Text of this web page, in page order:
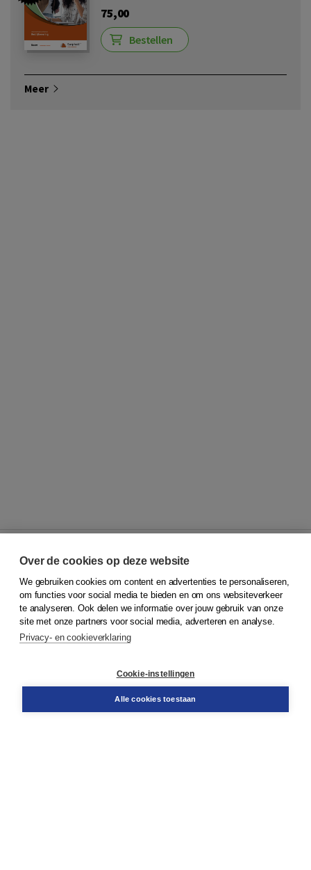
75,00
Bestellen
Meer
© 2026Koninklijke Boom uitgevers
Klantenservice
Service & informatie
Contact
Over de cookies op deze website
We gebruiken cookies om content en advertenties te personaliseren,
om functies voor social media te bieden en om ons websiteverkeer
te analyseren. Ook delen we informatie over jouw gebruik van onze
site met onze partners voor social media, adverteren en analyse.
Privacy- en cookieverklaring
Cookie-instellingen
Alle cookies toestaan